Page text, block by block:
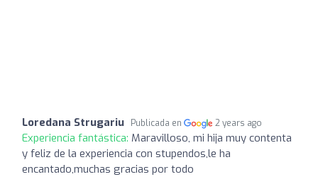
Loredana Strugariu Publicada en 2 years ago
Experiencia fantástica: Maravilloso, mi hija muy contenta
y feliz de la experiencia con stupendos,le ha
encantado,muchas gracias por todo